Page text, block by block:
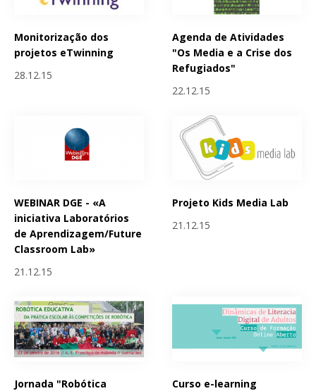
Monitorização dos
projetos eTwinning
28.12.15
Agenda de Atividades
"Os Media e a Crise dos
Refugiados"
22.12.15
WEBINAR DGE - «A
iniciativa Laboratórios
de Aprendizagem/Future
Classroom Lab»
21.12.15
Projeto Kids Media Lab
21.12.15
Jornada "Robótica
Curso e-learning